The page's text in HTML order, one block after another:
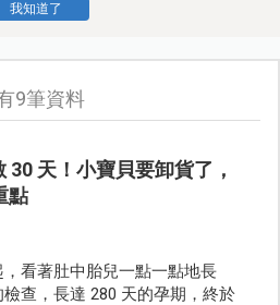
我知道了
9筆資料
30 天！小寶貝要卸貨了，
點
看著肚中胎兒一點一點地長
查，長達 280 天的孕期，終於